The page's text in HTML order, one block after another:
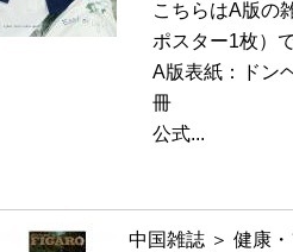
こちらはA版の
ポスター1枚）
A版表紙：ドン
冊
公式...
中国雑誌 ＞ 健康